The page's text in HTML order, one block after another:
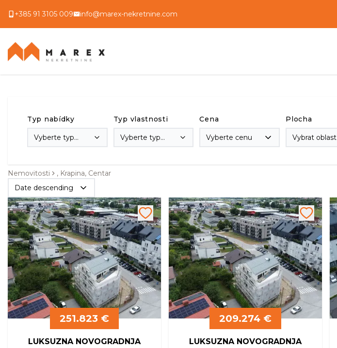
+385 91 3105 009 info@marex-nekretnine.com
Typ nabídky
Vyberte typ
transakce
Typ vlastnosti
Vyberte typ
vlastnosti
Cena
Vyberte cenu
Plocha
Vybrat oblast
Nemovitosti
, Krapina, Centar
Date descending
251.823 €
LUKSUZNA NOVOGRADNJA
209.274 €
LUKSUZNA NOVOGRADNJA